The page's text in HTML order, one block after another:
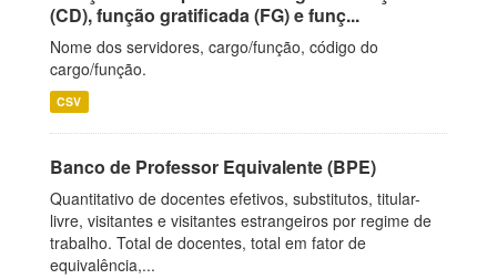
(CD), função gratificada (FG) e funç...
Nome dos servidores, cargo/função, código do
cargo/função.
CSV
Banco de Professor Equivalente (BPE)
Quantitativo de docentes efetivos, substitutos, titular-
livre, visitantes e visitantes estrangeiros por regime de
trabalho. Total de docentes, total em fator de
equivalência,...